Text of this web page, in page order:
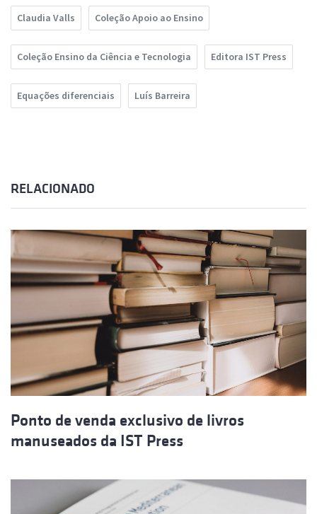
Claudia Valls Coleção Apoio ao Ensino
Coleção Ensino da Ciência e Tecnologia Editora IST Press
Equações diferenciais Luís Barreira
RELACIONADO
Ponto de venda exclusivo de livros
manuseados da IST Press